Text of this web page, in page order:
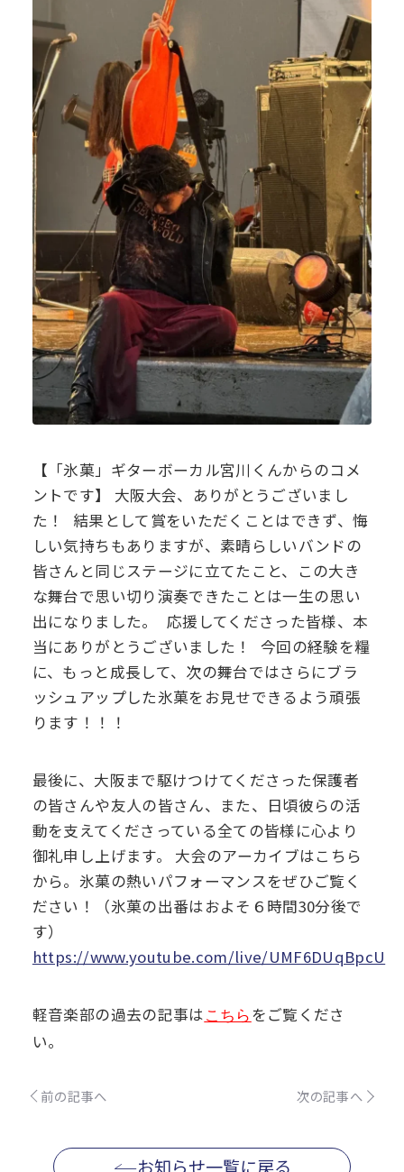
【「氷菓」ギターボーカル宮川くんからのコメ
ントです】 大阪大会、ありがとうございまし
た！ 結果として賞をいただくことはできず、悔
しい気持ちもありますが、素晴らしいバンドの
皆さんと同じステージに立てたこと、この大き
な舞台で思い切り演奏できたことは一生の思い
出になりました。 応援してくださった皆様、本
当にありがとうございました！ 今回の経験を糧
に、もっと成長して、次の舞台ではさらにブラ
ッシュアップした氷菓をお見せできるよう頑張
ります！！！
最後に、大阪まで駆けつけてくださった保護者
の皆さんや友人の皆さん、また、日頃彼らの活
動を支えてくださっている全ての皆様に心より
御礼申し上げます。 大会のアーカイブはこちら
から。氷菓の熱いパフォーマンスをぜひご覧く
ださい！（氷菓の出番はおよそ６時間30分後で
す）
https://www.youtube.com/live/UMF6DUqBpcU
軽音楽部の過去の記事は こちら をご覧くださ
い。
前の記事へ 次の記事へ
お知らせ一覧に戻る